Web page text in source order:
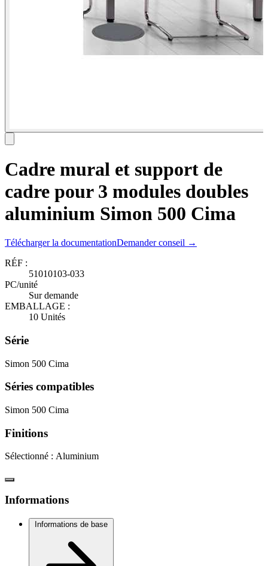
Cadre mural et support de
cadre pour 3 modules doubles
aluminium Simon 500 Cima
Télécharger la documentationDemander conseil →
RÉF :
51010103-033
PC/unité
Sur demande
EMBALLAGE :
10 Unités
Série
Simon 500 Cima
Séries compatibles
Simon 500 Cima
Finitions
Sélectionné : Aluminium
Informations